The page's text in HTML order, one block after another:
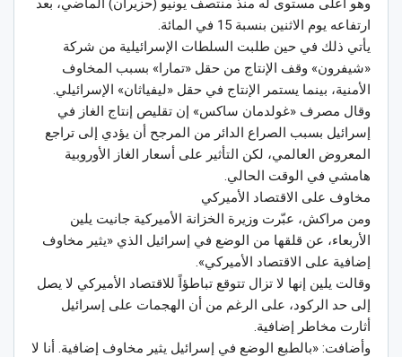
وهو أعلى مستوى له منذ منتصف يونيو (حزيران) الماضي، بعد
ارتفاعه يوم الاثنين بنسبة 15 في المائة.
يأتي ذلك في حين طلبت السلطات الإسرائيلية من شركة
«شيفرون» وقف الإنتاج من حقل «تمارا» بسبب المخاوف
الأمنية، بينما يستمر الإنتاج في حقل «ليفياثان» الإسرائيلي.
وقال مصرف «غولدمان ساكس» إن تقليص إنتاج الغاز في
إسرائيل بسبب الصراع الدائر من المرجح أن يؤدي إلى تراجع
المعروض العالمي، لكن التأثير على أسعار الغاز الأوروبية
هامشي في الوقت الحالي.
مخاوف على الاقتصاد الأميركي
ومن مراكش، عبّرت وزيرة الخزانة الأميركية جانيت يلين
الأربعاء، عن قلقها من الوضع في إسرائيل الذي «يثير مخاوف
إضافية على الاقتصاد الأميركي».
وقالت يلين إنها لا تزال تتوقع تباطؤاً للاقتصاد الأميركي لا يصل
إلى حد الركود، على الرغم من أن الهجمات على إسرائيل
أثارت مخاطر إضافية.
وأضافت: «بالطبع الوضع في إسرائيل يثير مخاوف إضافية. أنا لا